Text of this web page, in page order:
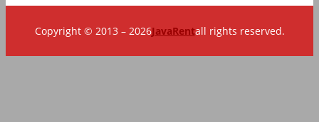
Copyright © 2013 – 2026JavaRentall rights reserved.